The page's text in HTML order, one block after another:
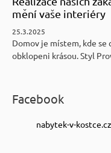
mění vaše interiéry
25.3.2025
Domov je místem, kde
obklopeni krásou. Styl
Facebook
nabytek-v-kostce.cz